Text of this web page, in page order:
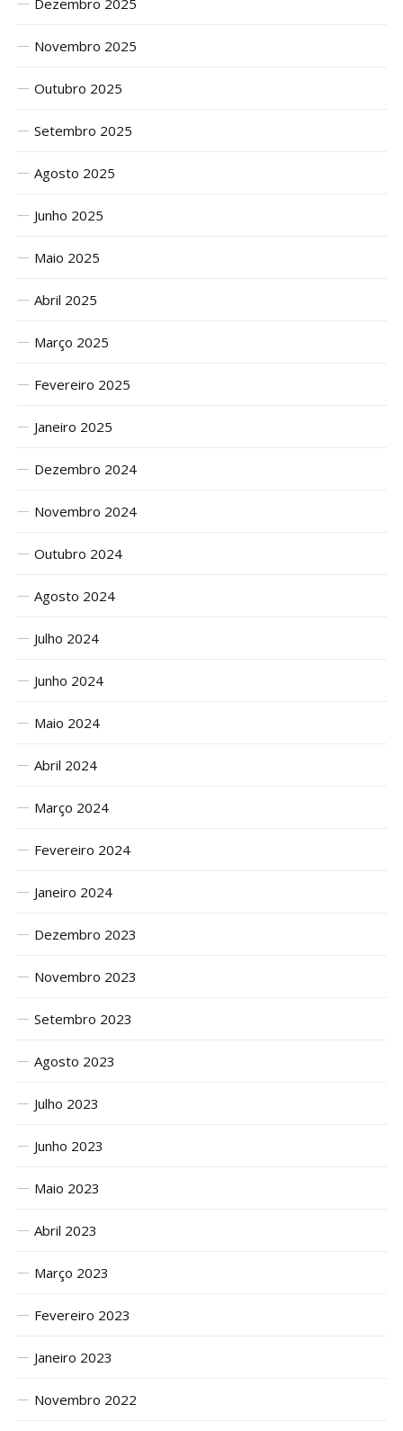
Novembro 2025
Outubro 2025
Setembro 2025
Agosto 2025
Junho 2025
Maio 2025
Abril 2025
Março 2025
Fevereiro 2025
Janeiro 2025
Dezembro 2024
Novembro 2024
Outubro 2024
Agosto 2024
Julho 2024
Junho 2024
Maio 2024
Abril 2024
Março 2024
Fevereiro 2024
Janeiro 2024
Dezembro 2023
Novembro 2023
Setembro 2023
Agosto 2023
Julho 2023
Junho 2023
Maio 2023
Abril 2023
Março 2023
Fevereiro 2023
Janeiro 2023
Novembro 2022